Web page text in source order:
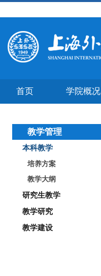
首页 学院概况
教学管理
本科教学
培养方案
教学大纲
研究生教学
教学研究
教学建设